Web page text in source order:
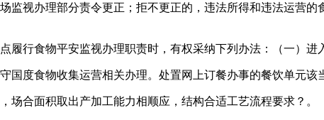
监视办理部分责令更正；拒不更正的，违法所得和违法运营
行食物平安监视办理职责时，有权采纳下列办法：（一）进
度食物收集运营相关办理。处置网上订餐办事的餐饮单元该
合面积取出产加工能力相顺应，结构合适工艺流程要求？。